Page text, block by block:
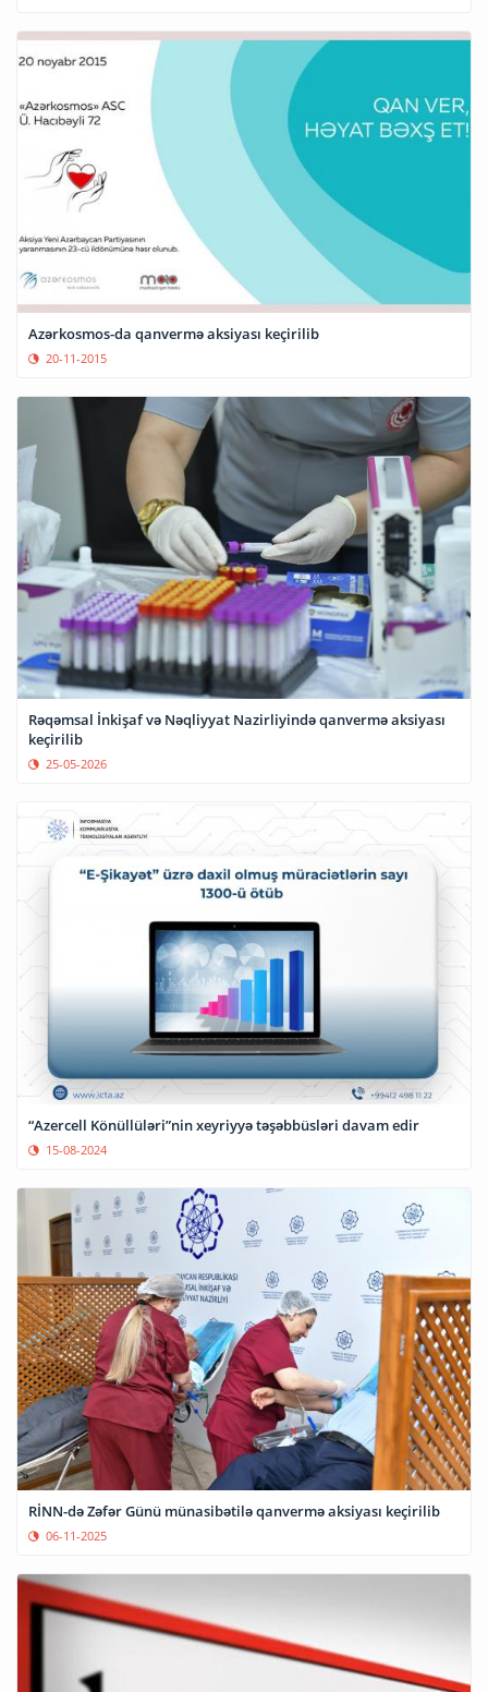
Azərkosmos-da qanvermə aksiyası keçirilib
20-11-2015
Rəqəmsal İnkişaf və Nəqliyyat Nazirliyində qanvermə aksiyası
keçirilib
25-05-2026
“Azercell Könüllüləri”nin xeyriyyə təşəbbüsləri davam edir
15-08-2024
RİNN-də Zəfər Günü münasibətilə qanvermə aksiyası keçirilib
06-11-2025